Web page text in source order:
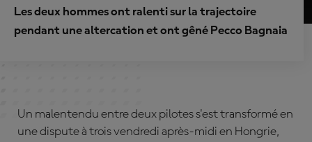
Les deux hommes ont ralenti sur la trajectoire
pendant une altercation et ont gêné Pecco Bagnaia
Un malentendu entre deux pilotes s'est transformé en
une dispute à trois vendredi après-midi en Hongrie,